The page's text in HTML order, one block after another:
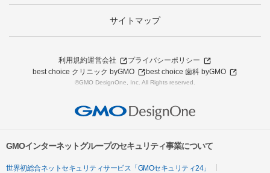
サイトマップ
利用規約運営会社
プライバシーポリシー
best choice クリニック byGMO
best choice 歯科 byGMO
©GMO DesignOne, Inc. All Rights reserved.
GMOインターネットグループのセキュリティ事業について
世界初総合ネットセキュリティサービス「GMOセキュリティ24」